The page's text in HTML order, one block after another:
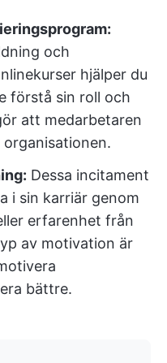
och
hjälper du
förstå sin roll och
att medarbetaren
Dessa incitament
i sin karriär genom
erfarenhet från
av motivation är
bättre.